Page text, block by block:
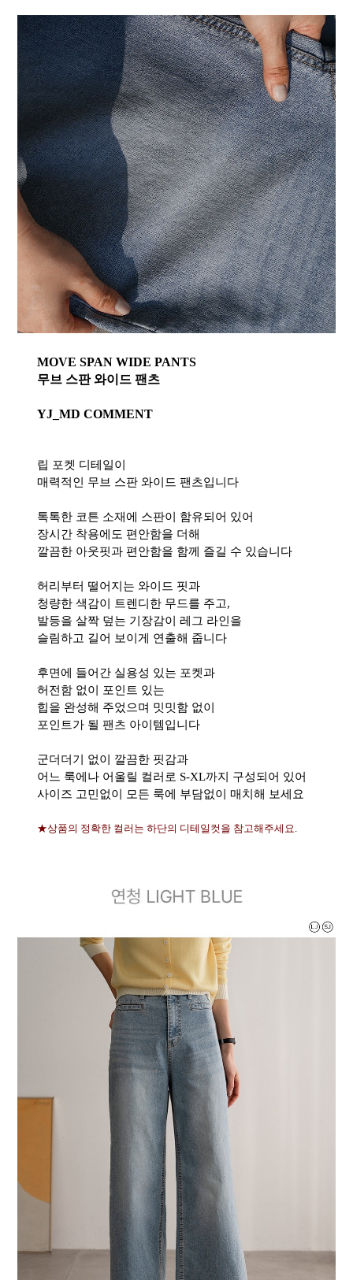
MOVE SPAN WIDE PANTS
무브 스판 와이드 팬츠
YJ_MD COMMENT
립 포켓 디테일이
매력적인 무브 스판 와이드 팬츠입니다
톡톡한 코튼 소재에 스판이 함유되어 있어
장시간 착용에도 편안함을 더해
깔끔한 아웃핏과 편안함을 함께 즐길 수 있습니다
허리부터 떨어지는 와이드 핏과
청량한 색감이 트렌디한 무드를 주고,
발등을 살짝 덮는 기장감이 레그 라인을
슬림하고 길어 보이게 연출해 줍니다
후면에 들어간 실용성 있는 포켓과
허전함 없이 포인트 있는
힙을 완성해 주었으며 밋밋함 없이
포인트가 될 팬츠 아이템입니다
군더더기 없이 깔끔한 핏감과
어느 룩에나 어울릴 컬러로 S-XL까지 구성되어 있어
사이즈 고민없이 모든 룩에 부담없이 매치해 보세요
★상품의 정확한 컬러는 하단의 디테일컷을 참고해주세요.